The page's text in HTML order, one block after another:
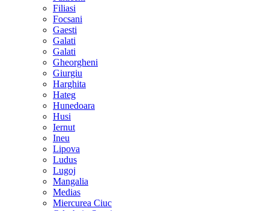
Filiasi
Focsani
Gaesti
Galati
Galati
Gheorgheni
Giurgiu
Harghita
Hateg
Hunedoara
Husi
Iernut
Ineu
Lipova
Ludus
Lugoj
Mangalia
Medias
Miercurea Ciuc